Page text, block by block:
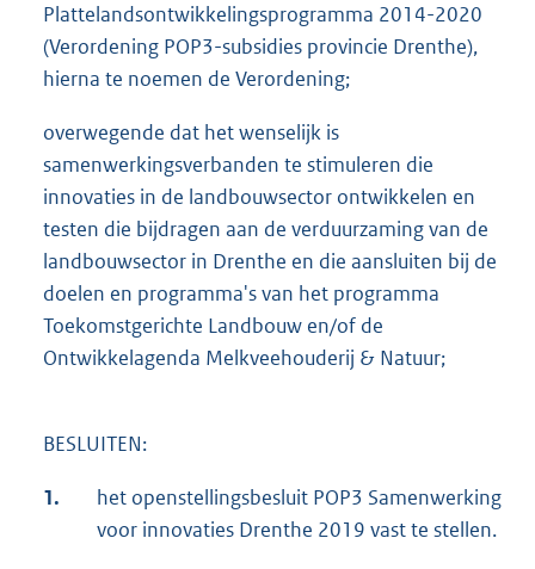
Plattelandsontwikkelingsprogramma 2014-2020
(Verordening POP3-subsidies provincie Drenthe),
hierna te noemen de Verordening;
overwegende dat het wenselijk is
samenwerkingsverbanden te stimuleren die
innovaties in de landbouwsector ontwikkelen en
testen die bijdragen aan de verduurzaming van de
landbouwsector in Drenthe en die aansluiten bij de
doelen en programma's van het programma
Toekomstgerichte Landbouw en/of de
Ontwikkelagenda Melkveehouderij & Natuur;
BESLUITEN:
1.
het openstellingsbesluit POP3 Samenwerking
voor innovaties Drenthe 2019 vast te stellen.